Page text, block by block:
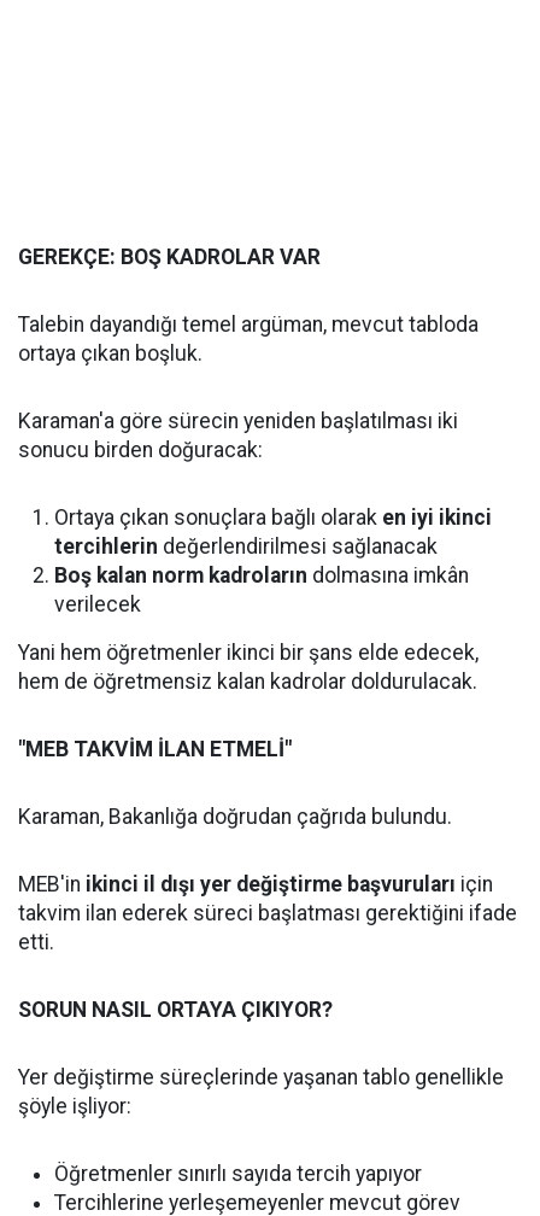
GEREKÇE: BOŞ KADROLAR VAR
Talebin dayandığı temel argüman, mevcut tabloda
ortaya çıkan boşluk.
Karaman'a göre sürecin yeniden başlatılması iki
sonucu birden doğuracak:
Ortaya çıkan sonuçlara bağlı olarak en iyi ikinci
tercihlerin değerlendirilmesi sağlanacak
Boş kalan norm kadroların dolmasına imkân
verilecek
Yani hem öğretmenler ikinci bir şans elde edecek,
hem de öğretmensiz kalan kadrolar doldurulacak.
"MEB TAKVİM İLAN ETMELİ"
Karaman, Bakanlığa doğrudan çağrıda bulundu.
MEB'in ikinci il dışı yer değiştirme başvuruları için
takvim ilan ederek süreci başlatması gerektiğini ifade
etti.
SORUN NASIL ORTAYA ÇIKIYOR?
Yer değiştirme süreçlerinde yaşanan tablo genellikle
şöyle işliyor:
Öğretmenler sınırlı sayıda tercih yapıyor
Tercihlerine yerleşemeyenler mevcut görev